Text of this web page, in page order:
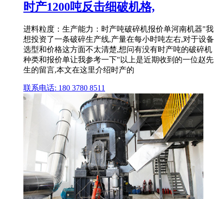
时产1200吨反击细破机格,
进料粒度：生产能力：时产吨破碎机报价单河南机器"我
想投资了一条破碎生产线,产量在每小时吨左右,对于设备
选型和价格这方面不太清楚,想问有没有时产吨的破碎机
种类和报价单让我参考一下"以上是近期收到的一位赵先
生的留言,本文在这里介绍时产的
联系电话: 180 3780 8511